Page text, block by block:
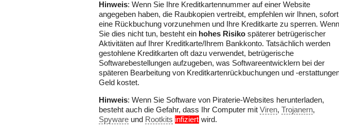
Hinweis: Wenn Sie Ihre Kreditkartennummer auf einer Website
angegeben haben, die Raubkopien vertreibt, empfehlen wir Ihnen, sofort
eine Rückbuchung vorzunehmen und Ihre Kreditkarte zu sperren. Wenn
Sie dies nicht tun, besteht ein hohes Risiko späterer betrügerischer
Aktivitäten auf Ihrer Kreditkarte/Ihrem Bankkonto. Tatsächlich werden
gestohlene Kreditkarten oft dazu verwendet, betrügerische
Softwarebestellungen aufzugeben, was Softwareentwicklern bei der
späteren Bearbeitung von Kreditkartenrückbuchungen und -
Geld kostet.
Hinweis: Wenn Sie Software von Piraterie-Websites herunterladen,
besteht auch die Gefahr, dass Ihr Computer mit Viren, Trojanern,
Spyware und Rootkits infiziert wird.